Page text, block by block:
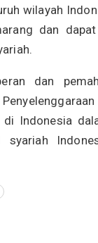
wilayah
dan
dan
Indonesia